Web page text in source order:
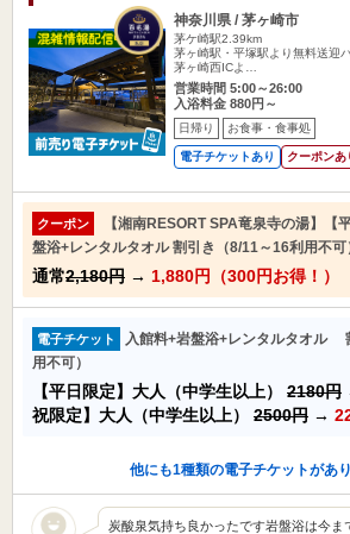
神奈川県 / 茅ヶ崎市
茅ケ崎駅2.39km
茅ヶ崎駅・平塚駅より無料送迎
茅ヶ崎西ICよ…
営業時間 5:00～26:00
入浴料金 880円～
日帰り お食事・食事処
電子チケットあり クーポンあ
クーポン
【湘南RESORT SPA竜泉寺の湯】【
盤浴+レンタルタオル 割引き（8/11～16利用不可
通常2,180円 → 1,880円（300円お得！）
電子チケット
入館料+岩盤浴+レンタルタオル
用不可）
【平日限定】大人（中学生以上） 2180円
祝限定】大人（中学生以上） 2500円 →
他にも1種類の電子チケットがあ
炭酸泉気持ち良かったです岩盤浴は今ま